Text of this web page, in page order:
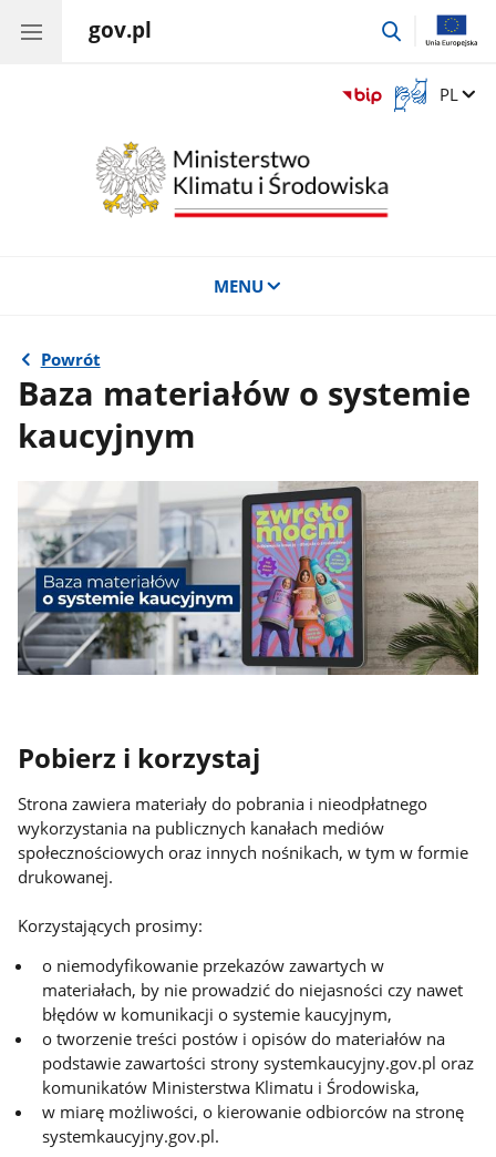
gov.pl
przejdź
Otwórz
okno
Zmień
PL
MENU
Powrót
Baza materiałów o systemie
kaucyjnym
Pobierz i korzystaj
Strona zawiera materiały do pobrania i nieodpłatnego
wykorzystania na publicznych kanałach mediów
społecznościowych oraz innych nośnikach, w tym w formie
drukowanej.
Korzystających prosimy:
o niemodyfikowanie przekazów zawartych w
materiałach, by nie prowadzić do niejasności czy nawet
błędów w komunikacji o systemie kaucyjnym,
o tworzenie treści postów i opisów do materiałów na
podstawie zawartości strony systemkaucyjny.gov.pl oraz
komunikatów Ministerstwa Klimatu i Środowiska,
w miarę możliwości, o kierowanie odbiorców na stronę
systemkaucyjny.gov.pl.